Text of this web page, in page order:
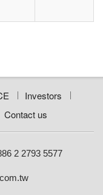
Investors
Contact us
2 2793 5577